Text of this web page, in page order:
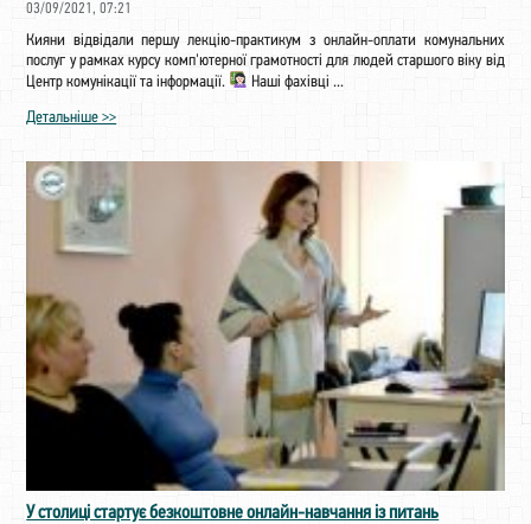
03/09/2021, 07:21
Кияни відвідали першу лекцію-практикум з онлайн-оплати комунальних
послуг у рамках курсу комп'ютерної грамотності для людей старшого віку від
Центр комунікації та інформації.
Наші фахівці ...
Детальніше >>
У столиці стартує безкоштовне онлайн-навчання із питань